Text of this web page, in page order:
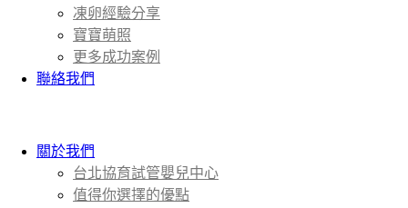
凍卵經驗分享
寶寶萌照
更多成功案例
聯絡我們
關於我們
台北協育試管嬰兒中心
值得你選擇的優點